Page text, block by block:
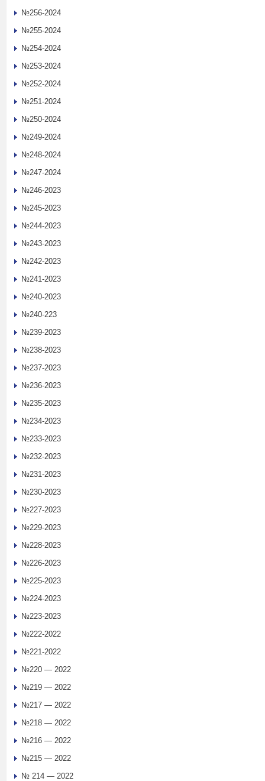
№256-2024
№255-2024
№254-2024
№253-2024
№252-2024
№251-2024
№250-2024
№249-2024
№248-2024
№247-2024
№246-2023
№245-2023
№244-2023
№243-2023
№242-2023
№241-2023
№240-2023
№240-223
№239-2023
№238-2023
№237-2023
№236-2023
№235-2023
№234-2023
№233-2023
№232-2023
№231-2023
№230-2023
№227-2023
№229-2023
№228-2023
№226-2023
№225-2023
№224-2023
№223-2023
№222-2022
№221-2022
№220 — 2022
№219 — 2022
№217 — 2022
№218 — 2022
№216 — 2022
№215 — 2022
№ 214 — 2022